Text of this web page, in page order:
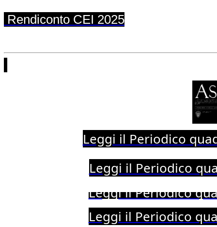
Rendiconto CEI 2025
Leggi il Periodico
Leggi il Periodico
Leggi il Periodico
Leggi il Periodico